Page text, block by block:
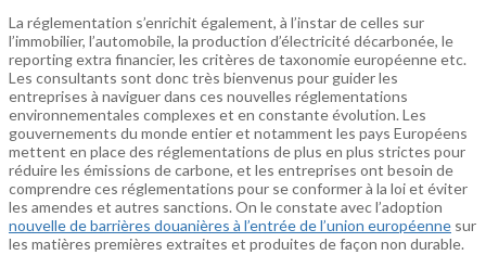
La réglementation s’enrichit également, à l’instar de celles sur
l’immobilier, l’automobile, la production d’électricité décarbonée, le
reporting extra financier, les critères de taxonomie européenne etc.
Les consultants sont donc très bienvenus pour guider les
entreprises à naviguer dans ces nouvelles réglementations
environnementales complexes et en constante évolution. Les
gouvernements du monde entier et notamment les pays Européens
mettent en place des réglementations de plus en plus strictes pour
réduire les émissions de carbone, et les entreprises ont besoin de
comprendre ces réglementations pour se conformer à la loi et éviter
les amendes et autres sanctions. On le constate avec l’adoption
nouvelle de barrières douanières à l’entrée de l’union européenne sur
les matières premières extraites et produites de façon non durable.